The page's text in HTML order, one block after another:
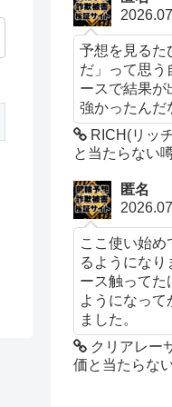
予想を見るた
だ」って思う
ースで結果が
強かったんだ
RICH(リッ
と当たらない
匿名
ここ使い始め
るようになり
ース触ってた
ようになって
ました。
クリアレー
価と当たらな